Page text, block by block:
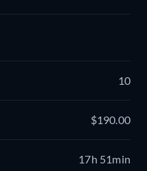
10
$190.00
17h 51min